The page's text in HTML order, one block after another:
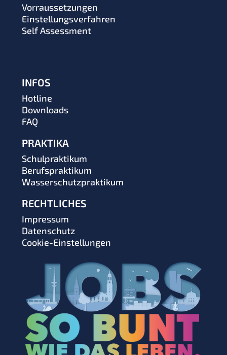
Vorraussetzungen
Einstellungsverfahren
Self Assessment
INFOS
Hotline
Downloads
FAQ
PRAKTIKA
Schulpraktikum
Berufspraktikum
Wasserschutzpraktikum
RECHTLICHES
Impressum
Datenschutz
Cookie-Einstellungen